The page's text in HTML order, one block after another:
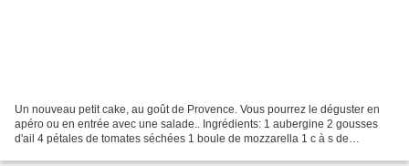
Un nouveau petit cake, au goût de Provence. Vous pourrez le déguster en
apéro ou en entrée avec une salade.. Ingrédients: 1 aubergine 2 gousses
d'ail 4 pétales de tomates séchées 1 boule de mozzarella 1 c à s de